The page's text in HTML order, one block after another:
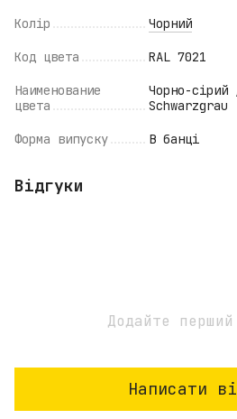
Колір Чорний
Код цвета RAL 7021
Наименование
цвета
Чорно-
Schwarzgrau
Форма випуску В банці
Відгуки
Додайте
Написати